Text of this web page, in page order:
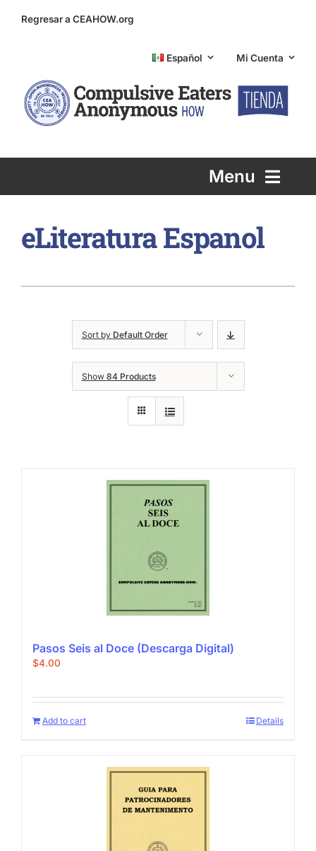
Regresar a CEAHOW.org
Español Mi Cuenta
Menu
eLiteratura Espanol
Sort by Default Order
Show 84 Products
Pasos Seis al Doce (Descarga Digital)
$4.00
Add to cart Details